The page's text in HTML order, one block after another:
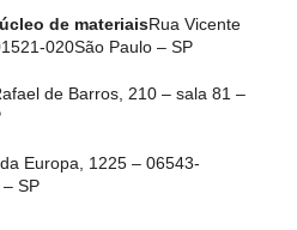
de materiaisRua Vicente
020São Paulo – SP
de Barros, 210 – sala 81 –
Europa, 1225 – 06543-
SP